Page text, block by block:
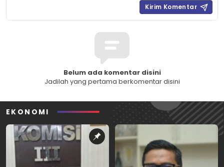
Belum ada komentar disini
Jadilah yang pertama berkomentar disini
EKONOMI